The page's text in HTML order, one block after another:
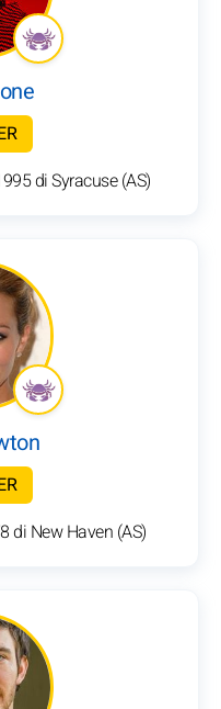
di Syracuse (AS)
di New Haven (AS)